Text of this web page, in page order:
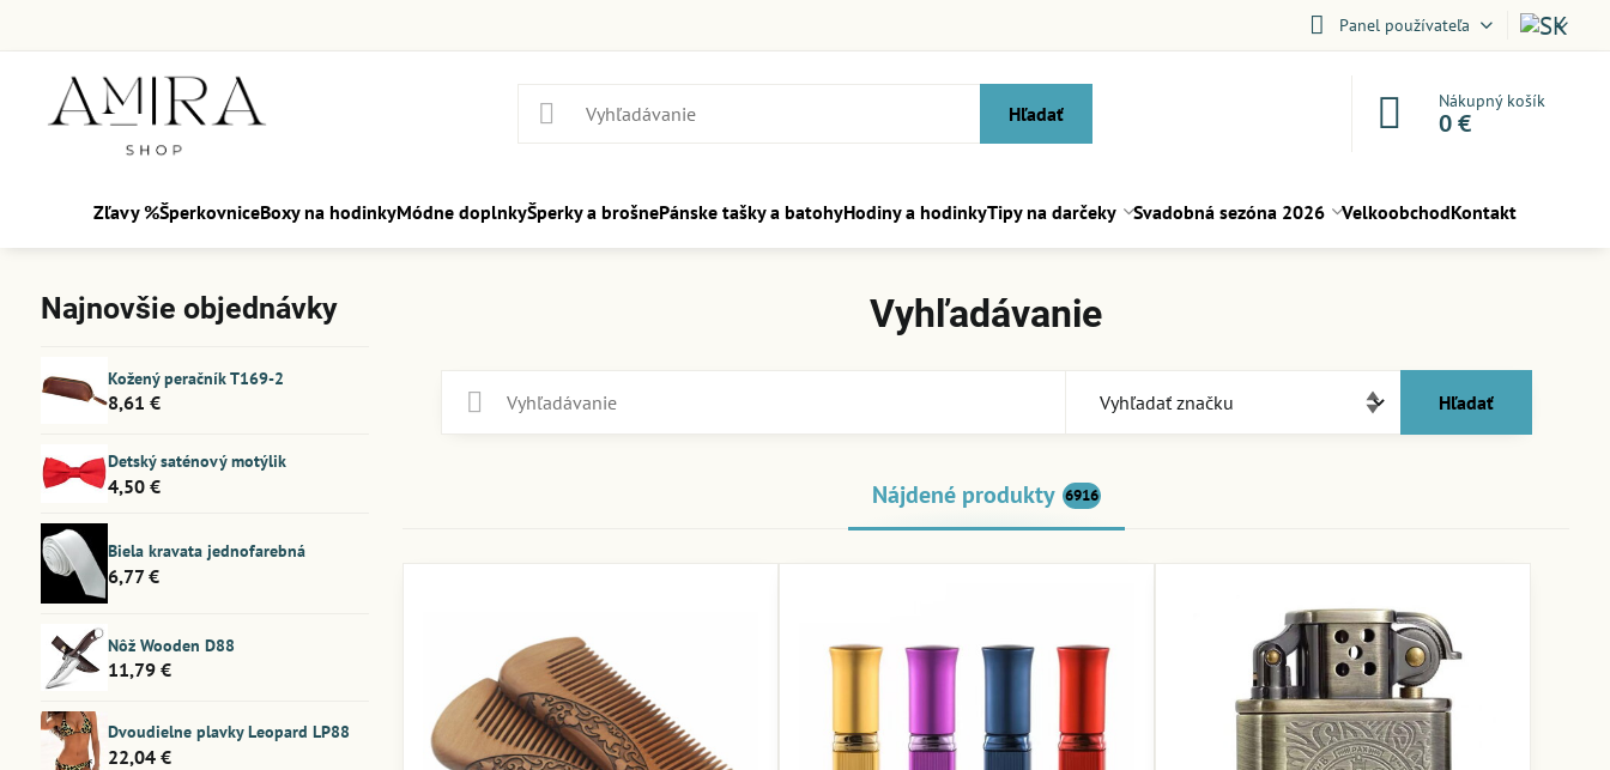
Panel používateľa
Hľadať
Nákupný košík
0 €
Zľavy %ŠperkovniceBoxy na hodinkyMódne doplnkyŠperky a brošnePánske tašky a batohyHodiny a hodinkyTipy na darčeky Svadobná sezóna 2026 VelkoobchodKontakt
Vyhľadávanie
Hľadať
Nájdené produkty 6916
Najnovšie objednávky
Kožený peračník T169-2
8,61 €
Detský saténový motýlik
4,50 €
Biela kravata jednofarebná
6,77 €
Nôž Wooden D88
11,79 €
Dvoudielne plavky Leopard LP88
22,04 €